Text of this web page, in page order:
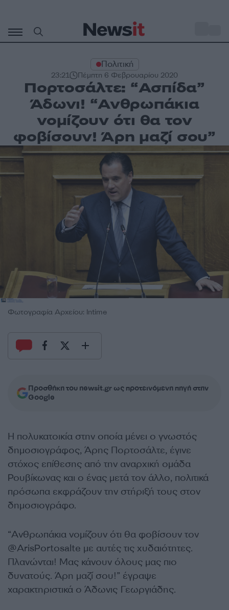
περιεχόμενο
Πολιτική
23:21 Πέμπτη 6 Φεβρουαρίου 2020
Πορτοσάλτε: “Ασπίδα”
Άδωνι! “Ανθρωπάκια
νομίζουν ότι θα τον
φοβίσουν! Άρη μαζί σου”
Φωτογραφία Αρχείου: Intime
Προσθήκη του newsit.gr ως προτεινόμενη πηγή στην
Google
Η πολυκατοικία στην οποία μένει ο γνωστός
δημοσιογράφος, Άρης Πορτοσάλτε, έγινε
στόχος επίθεσης από την αναρχική ομάδα
Ρουβίκωνας και ο ένας μετά τον άλλο, πολιτικά
πρόσωπα εκφράζουν την στήριξή τους στον
δημοσιογράφο.
“Ανθρωπάκια νομίζουν ότι θα φοβίσουν τον
@ArisPortosalte με αυτές τις χυδαιότητες.
Πλανώνται! Μας κάνουν όλους μας πιο
δυνατούς. Άρη μαζί σου!” έγραψε
χαρακτηριστικά ο Άδωνις Γεωργιάδης.